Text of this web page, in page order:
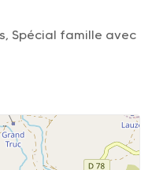
Spécial famille avec